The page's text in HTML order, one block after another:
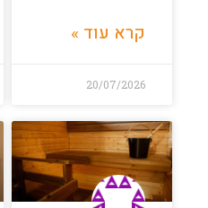
קרא עוד »
20/07/2026